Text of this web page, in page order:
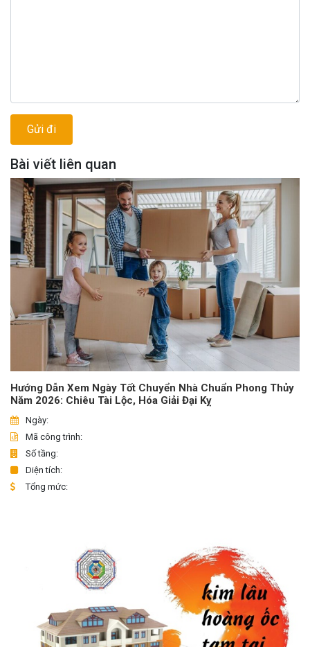
Bài viết liên quan
Hướng Dẫn Xem Ngày Tốt Chuyển Nhà Chuẩn Phong Thủy
Năm 2026: Chiêu Tài Lộc, Hóa Giải Đại Kỵ
Ngày:
Mã công trình:
Số tầng:
Diện tích:
Tổng mức: